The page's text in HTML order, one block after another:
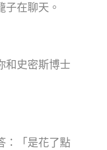
子在聊天。
和史密斯博士
：「是花了點